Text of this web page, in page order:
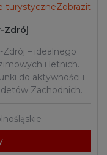
turystyczneZobrazit
Zdrój
Zdrój – idealnego
i letnich.
do aktywności i
Zachodnich.